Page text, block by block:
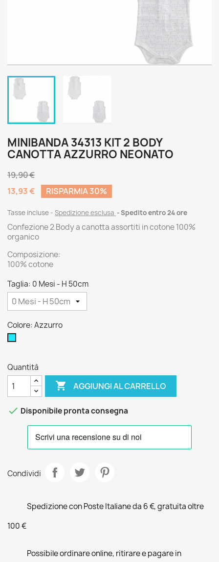
MINIBANDA 34313 KIT 2 BODY
CANOTTA AZZURRO NEONATO
19,90 €
13,93 €
RISPARMIA 30%
Tasse incluse Spedizione esclusa Spedito entro 24 ore
Confezione 2 Body a canotta assortiti in cotone 100%
organico
Composizione:
100% cotone
Taglia: 0 Mesi - H 50cm
Colore: Azzurro
Quantità
 AGGIUNGI AL CARRELLO
 Disponibile pronta consegna
Condividi
Spedizione con Poste Italiane da 6 €, gratuita oltre
100 €
Possibile ordinare online, ritirare e pagare in